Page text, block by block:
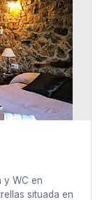
y WC en
situada en